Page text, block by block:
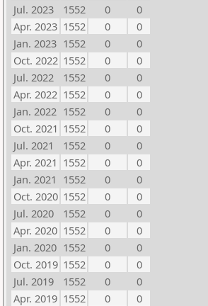
Jul. 2023
1552 0
0
Apr. 2023 1552 0
0
Jan. 2023 1552 0
0
Oct. 2022 1552 0
0
Jul. 2022
1552 0
0
Apr. 2022 1552 0
0
Jan. 2022 1552 0
0
Oct. 2021 1552 0
0
Jul. 2021
1552 0
0
Apr. 2021 1552 0
0
Jan. 2021 1552 0
0
Oct. 2020 1552 0
0
Jul. 2020
1552 0
0
Apr. 2020 1552 0
0
Jan. 2020 1552 0
0
Oct. 2019 1552 0
0
Jul. 2019
1552 0
0
Apr. 2019 1552 0
0